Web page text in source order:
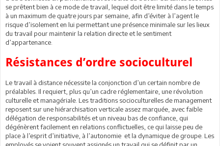
se prêtent bien à ce mode de travail, lequel doit être limité dans le temps
à un maximum de quatre jours par semaine, afin d’éviter à l’agent le
risque d’isolement en lui permettant une présence minimale sur les lieux
du travail pour maintenir la relation directe et le sentiment
d’appartenance.
Résistances d’ordre socioculturel
Le travail à distance nécessite la conjonction d’un certain nombre de
préalables. Il requiert, plus qu’un cadre réglementaire, une révolution
culturelle et managériale. Les traditions socioculturelles de management
reposent sur une hiérarchisation verticale assez marquée, avec faible
délégation de responsabilités et un niveau bas de confiance, qui
dégénèrent facilement en relations conflictuelles, ce qui laisse peu de
place à l’esprit d’initiative, à l’autonomie et la dynamique de groupe. Les